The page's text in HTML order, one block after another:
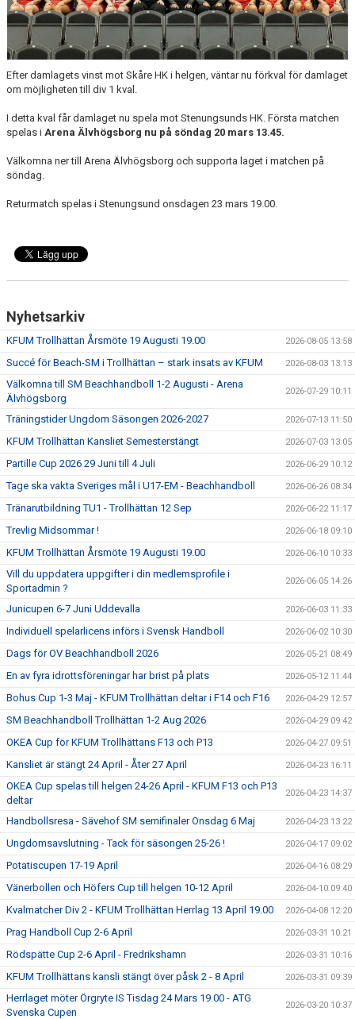
KALENDER
HEMMAMATCHER
BILDGALLERI
MATCHER
FÖRSÄKRING HANDBOLL
TRÄNINGSTID UNGDOM 2627
VISION
SPONSORPAKET
STYRELSEN
Efter damlagets vinst mot Skåre HK i helgen, väntar nu förkval för damlaget
om möjligheten till div 1 kval.
I detta kval får damlaget nu spela mot Stenungsunds HK. Första matchen
spelas i Arena Älvhögsborg nu på söndag 20 mars 13.45.
Välkomna ner till Arena Älvhögsborg och supporta laget i matchen på
söndag.
Returmatch spelas i Stenungsund onsdagen 23 mars 19.00.
Nyhetsarkiv
KFUM Trollhättan Årsmöte 19 Augusti 19.00 2026-08-05 13:58
Succé för Beach-SM i Trollhättan – stark insats av KFUM 2026-08-03 13:13
Välkomna till SM Beachhandboll 1-2 Augusti - Arena
Älvhögsborg
2026-07-29 10:11
Träningstider Ungdom Säsongen 2026-2027 2026-07-13 11:50
KFUM Trollhättan Kansliet Semesterstängt 2026-07-03 13:05
Partille Cup 2026 29 Juni till 4 Juli 2026-06-29 10:12
Tage ska vakta Sveriges mål i U17-EM - Beachhandboll 2026-06-26 08:34
Tränarutbildning TU1 - Trollhättan 12 Sep 2026-06-22 11:17
Trevlig Midsommar ! 2026-06-18 09:10
KFUM Trollhättan Årsmöte 19 Augusti 19.00 2026-06-10 10:33
Vill du uppdatera uppgifter i din medlemsprofile i
Sportadmin ?
2026-06-05 14:26
Junicupen 6-7 Juni Uddevalla 2026-06-03 11:33
Individuell spelarlicens införs i Svensk Handboll 2026-06-02 10:30
Dags för OV Beachhandboll 2026 2026-05-21 08:49
En av fyra idrottsföreningar har brist på plats 2026-05-12 11:44
Bohus Cup 1-3 Maj - KFUM Trollhättan deltar i F14 och F16 2026-04-29 12:57
SM Beachhandboll Trollhättan 1-2 Aug 2026 2026-04-29 09:42
OKEA Cup för KFUM Trollhättans F13 och P13 2026-04-27 09:51
Kansliet är stängt 24 April - Åter 27 April 2026-04-23 16:11
OKEA Cup spelas till helgen 24-26 April - KFUM F13 och P13
deltar
2026-04-23 14:37
Handbollsresa - Sävehof SM semifinaler Onsdag 6 Maj 2026-04-23 13:22
Ungdomsavslutning - Tack för säsongen 25-26 ! 2026-04-17 09:02
Potatiscupen 17-19 April 2026-04-16 08:29
Vänerbollen och Höfers Cup till helgen 10-12 April 2026-04-10 09:40
Kvalmatcher Div 2 - KFUM Trollhättan Herrlag 13 April 19.00 2026-04-08 12:20
Prag Handboll Cup 2-6 April 2026-03-31 10:21
Rödspätte Cup 2-6 April - Fredrikshamn 2026-03-31 10:16
KFUM Trollhättans kansli stängt över påsk 2 - 8 April 2026-03-31 09:39
Herrlaget möter Örgryte IS Tisdag 24 Mars 19.00 - ATG
Svenska Cupen
2026-03-20 10:37